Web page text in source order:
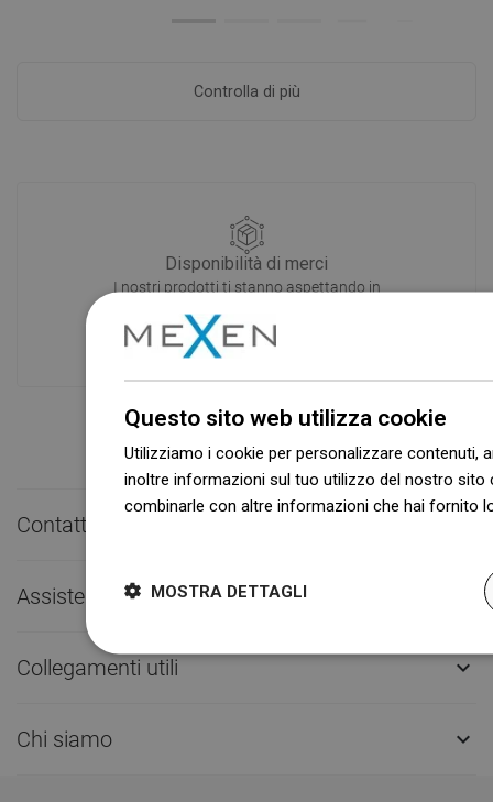
Controlla di più
Disponibilità di merci
I nostri prodotti ti stanno aspettando in
un moderno magazzino.Sempre pronto
a spedire!
Contatto rapido
Assistenza clienti
Collegamenti utili 
Chi siamo 
Questo sito web utilizza cookie
Utilizziamo i cookie per personalizzare contenuti,
inoltre informazioni sul tuo utilizzo del nostro sito
combinarle con altre informazioni che hai fornito
MOSTRA DETTAGLI